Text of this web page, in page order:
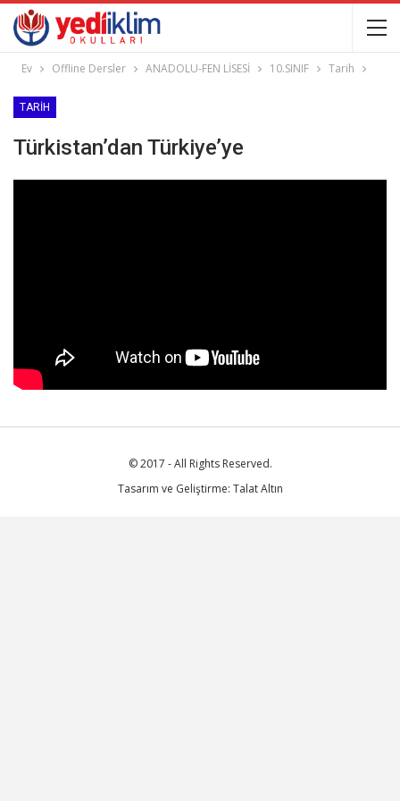
Ev Offline Dersler ANADOLU-FEN LİSESİ 10.SINIF Tarih
TARIH
Türkistan’dan Türkiye’ye
© 2017 - All Rights Reserved.
Tasarım ve Geliştirme: Talat Altın